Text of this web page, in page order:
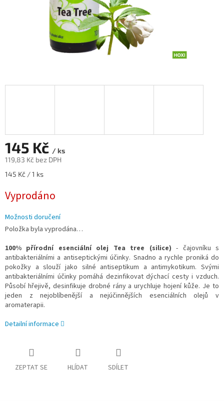
145 Kč / ks
119,83 Kč bez DPH
Měrná
145 Kč / 1 ks
Vyprodáno
Možnosti doručení
Položka byla vyprodána…
100% přírodní esenciální olej Tea tree (silice) - čajovníku s
antibakteriálními a antiseptickými účinky. Snadno a rychle proniká do
pokožky a slouží jako silné antiseptikum a antimykotikum. Svými
antibakteriálními účinky pomáhá dezinfikovat dýchací cesty i vzduch.
Působí hřejivě, desinfikuje drobné rány a urychluje hojení kůže. Je to
jeden z nejoblíbenější a nejúčinnějších esenciálních olejů v
aromaterapii.
Detailní informace
ZEPTAT SE HLÍDAT SDÍLET